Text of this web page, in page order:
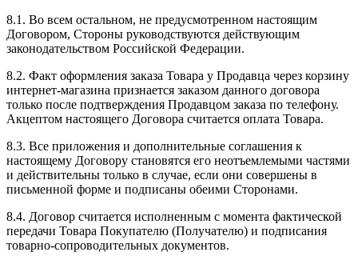
8.1. Во всем остальном, не предусмотренном настоящим
Договором, Стороны руководствуются действующим
законодательством Российской Федерации.
8.2. Факт оформления заказа Товара у Продавца через корзину
интернет-магазина признается заказом данного договора
только после подтверждения Продавцом заказа по телефону.
Акцептом настоящего Договора считается оплата Товара.
8.3. Все приложения и дополнительные соглашения к
настоящему Договору становятся его неотъемлемыми частями
и действительны только в случае, если они совершены в
письменной форме и подписаны обеими Сторонами.
8.4. Договор считается исполненным с момента фактической
передачи Товара Покупателю (Получателю) и подписания
товарно-сопроводительных документов.